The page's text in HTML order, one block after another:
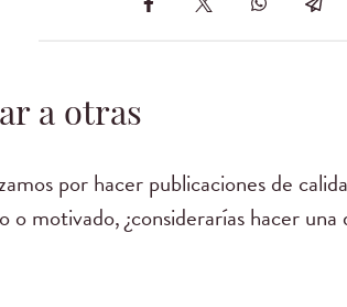
a otras
por hacer publicaciones de
o motivado, ¿considerarías hacer